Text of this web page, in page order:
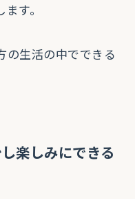
す。
の生活の中でできる
楽しみにできる